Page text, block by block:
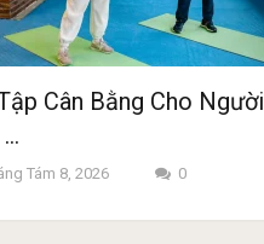
Cân Bằng Cho Người
…
Tám 8, 2026 0